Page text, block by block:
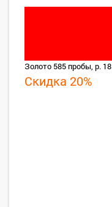
Золото 585 пробы, р. 18
Скидка 20%